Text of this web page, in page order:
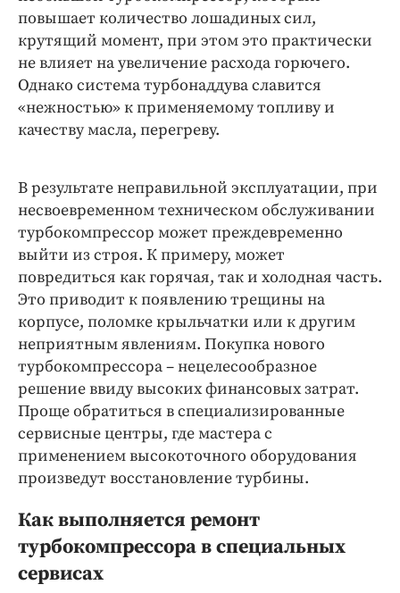
повышает количество лошадиных сил,
крутящий момент, при этом это практически
не влияет на увеличение расхода горючего.
Однако система турбонаддува славится
«нежностью» к применяемому топливу и
качеству масла, перегреву.
В результате неправильной эксплуатации, при
несвоевременном техническом обслуживании
турбокомпрессор может преждевременно
выйти из строя. К примеру, может
повредиться как горячая, так и холодная часть.
Это приводит к появлению трещины на
корпусе, поломке крыльчатки или к другим
неприятным явлениям. Покупка нового
турбокомпрессора – нецелесообразное
решение ввиду высоких финансовых затрат.
Проще обратиться в специализированные
сервисные центры, где мастера с
применением высокоточного оборудования
произведут восстановление турбины.
Как выполняется ремонт
турбокомпрессора в специальных
сервисах